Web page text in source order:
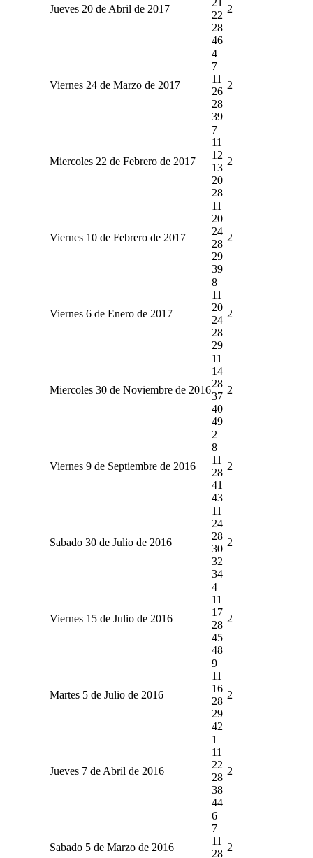
Jueves 20 de Abril de 2017
22
28
46
2
Viernes 24 de Marzo de 2017
4
7
11
26
28
39
2
Miercoles 22 de Febrero de 2017
7
11
12
13
20
28
2
Viernes 10 de Febrero de 2017
11
20
24
28
29
39
2
Viernes 6 de Enero de 2017
8
11
20
24
28
29
2
Miercoles 30 de Noviembre de 2016
11
14
28
37
40
49
2
Viernes 9 de Septiembre de 2016
2
8
11
28
41
43
2
Sabado 30 de Julio de 2016
11
24
28
30
32
34
2
Viernes 15 de Julio de 2016
4
11
17
28
45
48
2
Martes 5 de Julio de 2016
9
11
16
28
29
42
2
Jueves 7 de Abril de 2016
1
11
22
28
38
44
2
Sabado 5 de Marzo de 2016
6
7
11
28
2